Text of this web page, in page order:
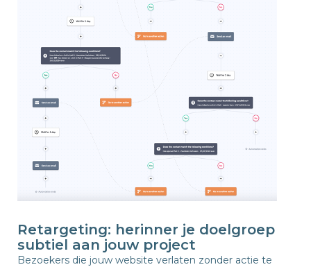
Retargeting: herinner je doelgroep
subtiel aan jouw project
Bezoekers die jouw website verlaten zonder actie te